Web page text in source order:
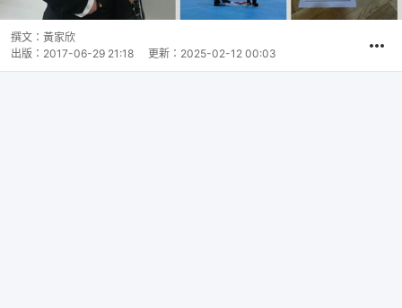
撰文： 黃家欣
出版： 2017-06-29 21:18 更新： 2025-02-12 00:03